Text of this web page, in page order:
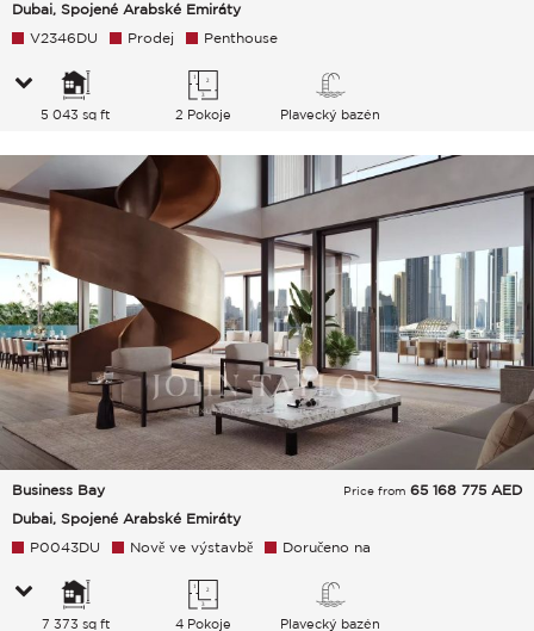
Dubai, Spojené Arabské Emiráty
V2346DU Prodej Penthouse
5 043 sq ft 2 Pokoje Plavecký bazén
Business Bay
Dubai, Spojené Arabské Emiráty
Price from 65 168 775 AED
P0043DU Nově ve výstavbě Doručeno na
7 373 sq ft 4 Pokoje Plavecký bazén